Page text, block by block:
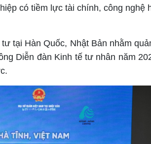
có tiềm lực tài chính, công nghệ
tại Hàn Quốc, Nhật Bản nhằm
Diễn đàn Kinh tế tư nhân năm